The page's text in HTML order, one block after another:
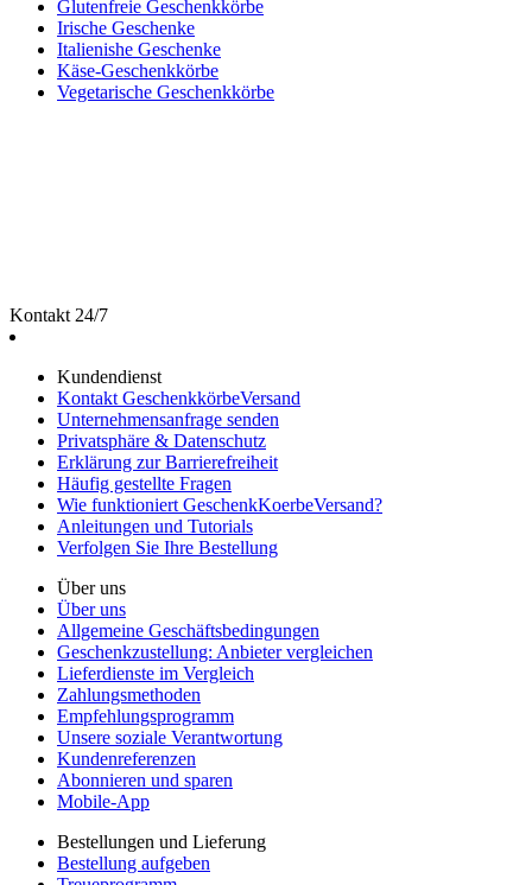
Glutenfreie Geschenkkörbe
Irische Geschenke
Italienishe Geschenke
Käse-Geschenkkörbe
Vegetarische Geschenkkörbe
Kontakt 24/7
Kundendienst
Kontakt GeschenkkörbeVersand
Unternehmensanfrage senden
Privatsphäre & Datenschutz
Erklärung zur Barrierefreiheit
Häufig gestellte Fragen
Wie funktioniert GeschenkKoerbeVersand?
Anleitungen und Tutorials
Verfolgen Sie Ihre Bestellung
Über uns
Über uns
Allgemeine Geschäftsbedingungen
Geschenkzustellung: Anbieter vergleichen
Lieferdienste im Vergleich
Zahlungsmethoden
Empfehlungsprogramm
Unsere soziale Verantwortung
Kundenreferenzen
Abonnieren und sparen
Mobile-App
Bestellungen und Lieferung
Bestellung aufgeben